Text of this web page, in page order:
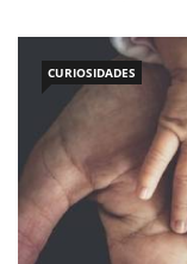
CURIOSIDADES